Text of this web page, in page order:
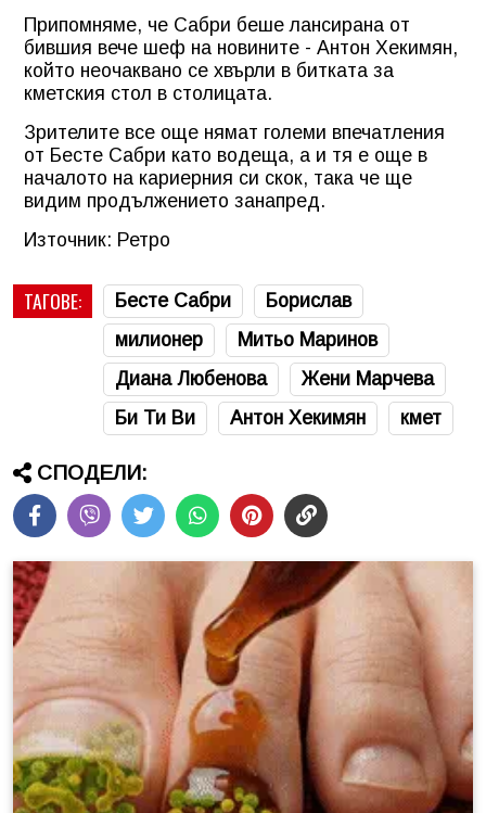
Припомняме, че Сабри беше лансирана от
бившия вече шеф на новините - Антон Хекимян,
който неочаквано се хвърли в битката за
кметския стол в столицата.
Зрителите все още нямат големи впечатления
от Бесте Сабри като водеща, а и тя е още в
началото на кариерния си скок, така че ще
видим продължението занапред.
Източник: Ретро
ТАГОВЕ: Бесте Сабри
Борислав
милионер
Митьо Маринов
Диана Любенова
Жени Марчева
Би Ти Ви
Антон Хекимян кмет
СПОДЕЛИ: